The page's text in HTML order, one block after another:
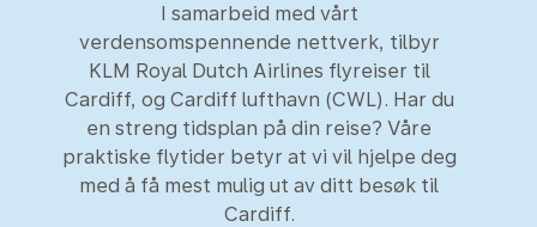
I samarbeid med vårt
verdensomspennende nettverk, tilbyr
KLM Royal Dutch Airlines flyreiser til
Cardiff, og Cardiff lufthavn (CWL). Har du
en streng tidsplan på din reise? Våre
praktiske flytider betyr at vi vil hjelpe deg
med å få mest mulig ut av ditt besøk til
Cardiff.